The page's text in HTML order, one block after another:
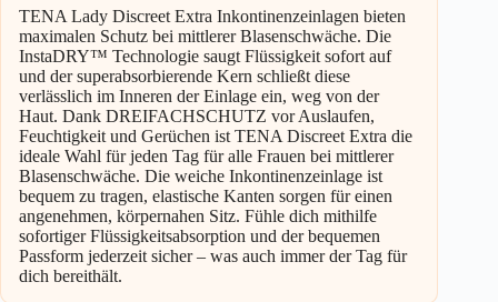
TENA Lady Discreet Extra Inkontinenzeinlagen bieten
maximalen Schutz bei mittlerer Blasenschwäche. Die
InstaDRY™ Technologie saugt Flüssigkeit sofort auf
und der superabsorbierende Kern schließt diese
verlässlich im Inneren der Einlage ein, weg von der
Haut. Dank DREIFACHSCHUTZ vor Auslaufen,
Feuchtigkeit und Gerüchen ist TENA Discreet Extra die
ideale Wahl für jeden Tag für alle Frauen bei mittlerer
Blasenschwäche. Die weiche Inkontinenzeinlage ist
bequem zu tragen, elastische Kanten sorgen für einen
angenehmen, körpernahen Sitz. Fühle dich mithilfe
sofortiger Flüssigkeitsabsorption und der bequemen
Passform jederzeit sicher – was auch immer der Tag für
dich bereithält.